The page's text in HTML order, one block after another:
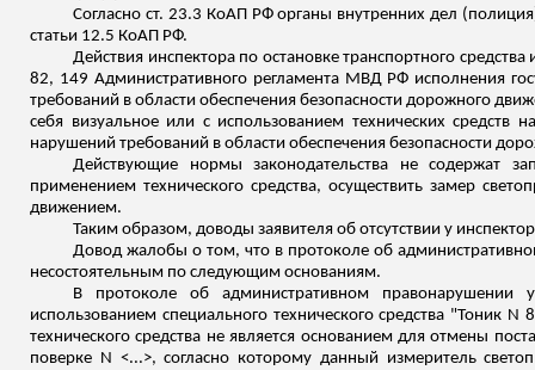
Согласно ст. 23.3 КоАП РФ органы внутренних дел
статьи 12.5 КоАП РФ.
Действия инспектора по остановке транспортного
82, 149 Административного регламента МВД РФ исполнения
требований в области обеспечения безопасности дорожного
себя визуальное или с использованием технических средств
нарушений требований в области обеспечения безопасности
Действующие нормы законодательства не содержат
применением технического средства, осуществить замер
движением.
Таким образом, доводы заявителя об отсутствии у и
Довод жалобы о том, что в протоколе об
несостоятельным по следующим основаниям.
В протоколе об административном правонарушении
использованием специального технического средства "Тоник N
технического средства не является основанием для отмены
поверке N <...>, согласно которому данный измеритель